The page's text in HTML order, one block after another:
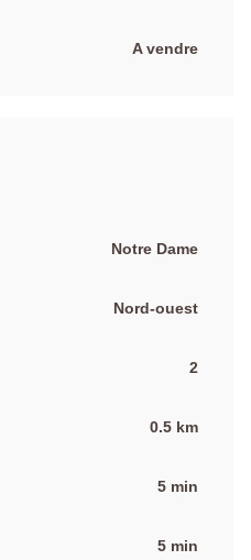
A vendre
Notre Dame
Nord-ouest
2
0.5 km
5 min
5 min